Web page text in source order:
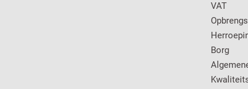
VAT
Borg